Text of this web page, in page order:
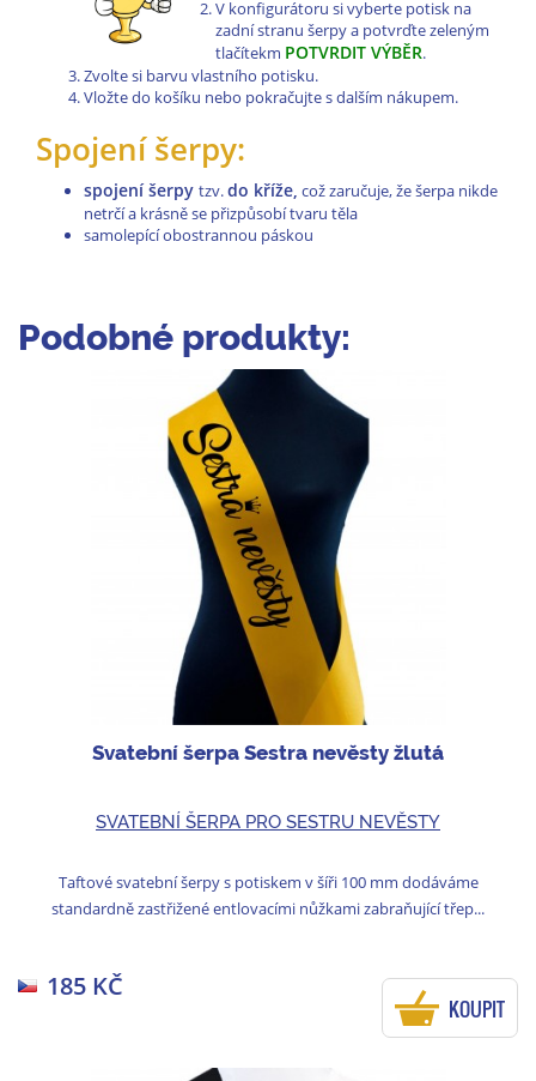
V konfigurátoru si vyberte potisk na
zadní stranu šerpy a potvrďte zeleným
tlačítekm POTVRDIT VÝBĚR.
Zvolte si barvu vlastního potisku.
Vložte do košíku nebo pokračujte s dalším nákupem.
Spojení šerpy:
spojení šerpy tzv.do kříže, což zaručuje, že šerpa nikde
netrčí a krásně se přizpůsobí tvaru těla
samolepící obostrannou páskou
Podobné produkty:
Svatební šerpa Sestra nevěsty žlutá
SVATEBNÍ ŠERPA PRO SESTRU NEVĚSTY
Taftové svatební šerpy s potiskem v šíři 100 mm dodáváme
standardně zastřižené entlovacími nůžkami zabraňující třep...
185 KČ
KOUPIT